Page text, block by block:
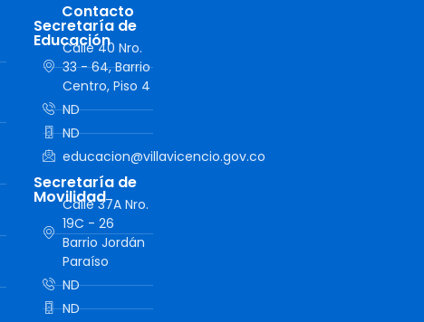
Contacto
Secretaría de
Educación
Calle 40 Nro.
33 - 64, Barrio
Centro, Piso 4
ND
ND
educacion@villavicencio.gov.co
Secretaría de
Movilidad
Calle 37A Nro.
19C - 26
Barrio Jordán
Paraíso
ND
ND